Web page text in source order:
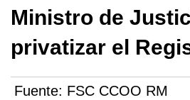
Ministro de
privatizar el
Fuente: FSC CCOO RM